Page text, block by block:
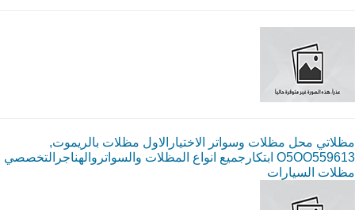
مظلاتي محل مظلات وسواتر الاختيارالاول مظلات بالريموت,
O5OO559613 ابتكارجميع انواع المظلات والسواتروالهناجرالتخصصي
مظلات السيارات